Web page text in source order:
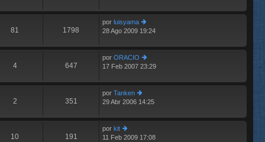
n
s
aj
im
m
n
aj
81 1798
por luisyama
er
im
o
m
n
s
aj
28 Ago 2009 19:24
4 647
por ORACIO
er
im
o
m
n
aj
17 Feb 2007 23:29
2 351
por Tanken
er
im
m
29 Abr 2006 14:25
10 191
por kit
er
11 Feb 2009 17:08